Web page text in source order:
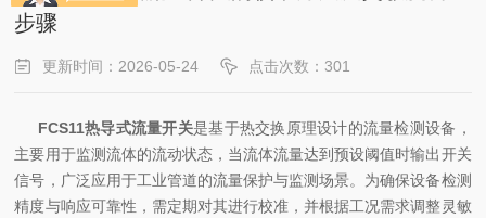
步骤
更新时间：2026-05-24 点击次数：301
FCS11热导式流量开关是基于热交换原理设计的流量检测设备，
主要用于监测流体的流动状态，当流体流量达到预设阈值时输出开关
信号，广泛应用于工业管道的流量保护与监测场景。为确保设备检测
精度与响应可靠性，需定期对其进行校准，并根据工况需求调整灵敏